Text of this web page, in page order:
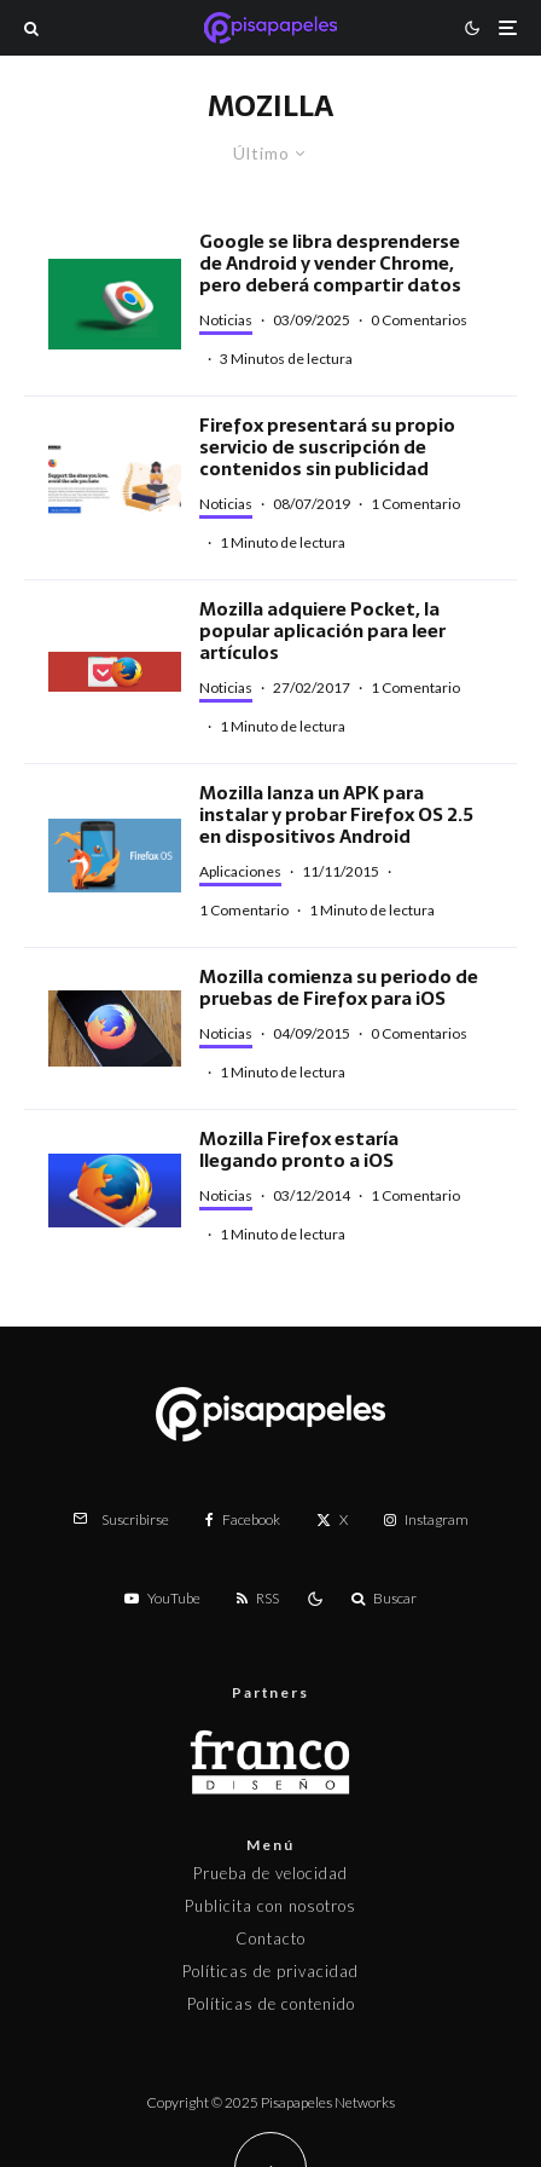
MOZILLA
Último
Google se libra desprenderse
de Android y vender Chrome,
pero deberá compartir datos
Noticias · 03/09/2025 · 0 Comentarios
· 3 Minutos de lectura
Firefox presentará su propio
servicio de suscripción de
contenidos sin publicidad
Noticias · 08/07/2019 · 1 Comentario
· 1 Minuto de lectura
Mozilla adquiere Pocket, la
popular aplicación para leer
artículos
Noticias · 27/02/2017 · 1 Comentario
· 1 Minuto de lectura
Mozilla lanza un APK para
instalar y probar Firefox OS 2.5
en dispositivos Android
Aplicaciones · 11/11/2015 ·
1 Comentario · 1 Minuto de lectura
Mozilla comienza su periodo de
pruebas de Firefox para iOS
Noticias · 04/09/2015 · 0 Comentarios
· 1 Minuto de lectura
Mozilla Firefox estaría
llegando pronto a iOS
Noticias · 03/12/2014 · 1 Comentario
· 1 Minuto de lectura
Suscribirse Facebook X Instagram
YouTube RSS Buscar
Partners
Menú
Prueba de velocidad
Publicita con nosotros
Contacto
Políticas de privacidad
Políticas de contenido
Copyright © 2025 Pisapapeles Networks